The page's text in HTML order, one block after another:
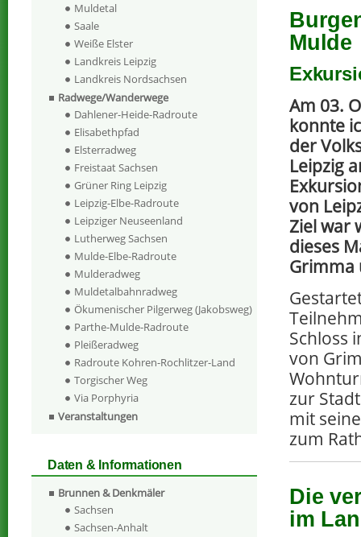
Mulde
Am 03.
konnte
der
Leipzig
von
Ziel war
dieses
Grimma
Schloss
von
zur
mit
zum
Die
im
Muldetal
Saale
Weiße Elster
Landkreis Leipzig
Landkreis Nordsachsen
Radwege/Wanderwege
Dahlener-Heide-Radroute
Elisabethpfad
Elsterradweg
Freistaat Sachsen
Grüner Ring Leipzig
Leipzig-Elbe-Radroute
Leipziger Neuseenland
Lutherweg Sachsen
Mulde-Elbe-Radroute
Mulderadweg
Muldetalbahnradweg
Ökumenischer Pilgerweg (Jakobsweg)
Parthe-Mulde-Radroute
Pleißeradweg
Radroute Kohren-Rochlitzer-Land
Torgischer Weg
Via Porphyria
Veranstaltungen
Daten & Informationen
Brunnen & Denkmäler
Sachsen
Sachsen-Anhalt